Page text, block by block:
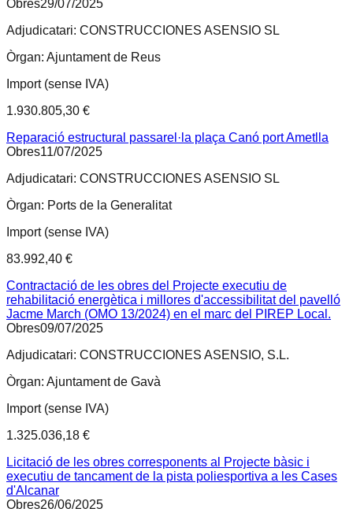
Obres29/07/2025
Adjudicatari: CONSTRUCCIONES ASENSIO SL
Òrgan: Ajuntament de Reus
Import (sense IVA)
1.930.805,30 €
Reparació estructural passarel·la plaça Canó port Ametlla
Obres11/07/2025
Adjudicatari: CONSTRUCCIONES ASENSIO SL
Òrgan: Ports de la Generalitat
Import (sense IVA)
83.992,40 €
Contractació de les obres del Projecte executiu de
rehabilitació energètica i millores d'accessibilitat del pavelló
Jacme March (OMO 13/2024) en el marc del PIREP Local.
Obres09/07/2025
Adjudicatari: CONSTRUCCIONES ASENSIO, S.L.
Òrgan: Ajuntament de Gavà
Import (sense IVA)
1.325.036,18 €
Licitació de les obres corresponents al Projecte bàsic i
executiu de tancament de la pista poliesportiva a les Cases
d'Alcanar
Obres26/06/2025